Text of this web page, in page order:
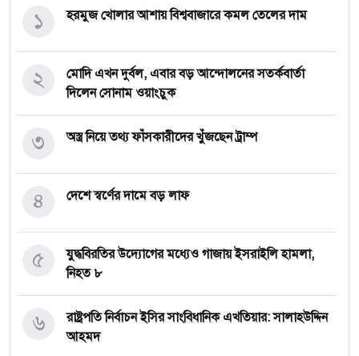
হরমুজ খোলার আশায় বিশ্ববাজারে কমল তেলের দাম
১
মোদি এখন দুর্বল, এবার বড় আন্দোলনের সতর্কবার্তা
দিলেন সোনাম ওয়াংচুক
২
অস্ত্র নিয়ে তথ্য ফাঁসকারীদের খুঁজছেন ট্রাম্প
৩
দেশে স্বর্ণের দামে বড় লাফ
৪
যুদ্ধবিরতির উদ্যোগের মধ্যেও গাজায় ইসরাইলি হামলা,
নিহত ৮
৫
রাষ্ট্রপতি নির্বাচন ইসির সাংবিধানিক এখতিয়ার: সালাহউদ্দিন
আহমদ
৬